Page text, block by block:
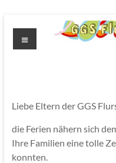
Inhalt
springen
Menü
Liebe Eltern der GGS
die Ferien nähern sich
Ihre Familien eine tolle
konnten.